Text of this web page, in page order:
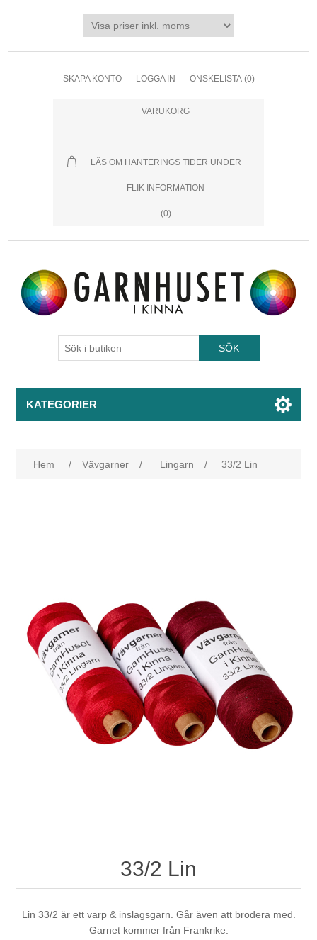
SKAPA KONTO LOGGA IN ÖNSKELISTA (0)
VARUKORG
LÄS OM HANTERINGS TIDER UNDER
FLIK INFORMATION
(0)
KATEGORIER
Hem / Vävgarner / Lingarn / 33/2 Lin
33/2 Lin
Lin 33/2 är ett varp & inslagsgarn. Går även att brodera med.
Garnet kommer från Frankrike.